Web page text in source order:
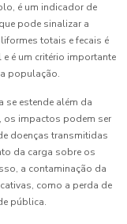
é um indicador de
pode sinalizar a
totais e fecais é
é um critério importante
população.
estende além da
os impactos podem ser
doenças transmitidas
da carga sobre os
a contaminação da
como a perda de
pública.